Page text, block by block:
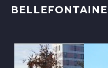
BELLEFONTAINE